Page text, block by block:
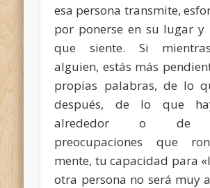
esa persona transmite,
por ponerse en su lugar y
que siente. Si
alguien, estás más
propias palabras, de lo
después, de lo que
alrededor o de
preocupaciones que
mente, tu capacidad para
otra persona no será muy